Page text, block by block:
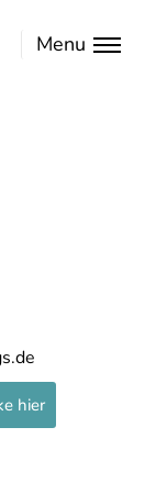
Menu
hier